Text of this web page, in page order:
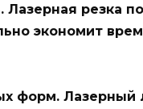
резка
экономит
форм. Лазерный